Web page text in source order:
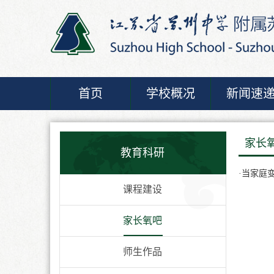
首页 学校概况 新闻速
教育科研
课程建设
家长氧吧
师生作品
家长
· 当家庭